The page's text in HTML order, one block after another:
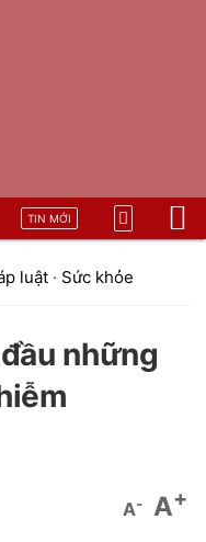
TIN MỚI
luật · Sức khỏe
những
A- A+